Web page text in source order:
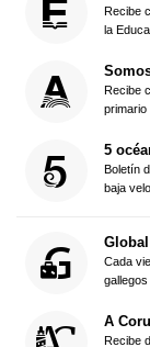
Recibe
la
Recibe
primario
5
Boletín
baja
Cada
A
Recibe